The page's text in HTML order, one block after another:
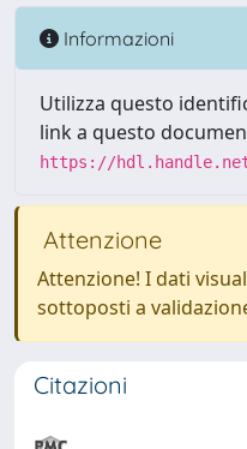
Informazioni
Utilizza questo
link a questo
https://
Attenzione
Attenzione! I dati
sottoposti a
Citazioni